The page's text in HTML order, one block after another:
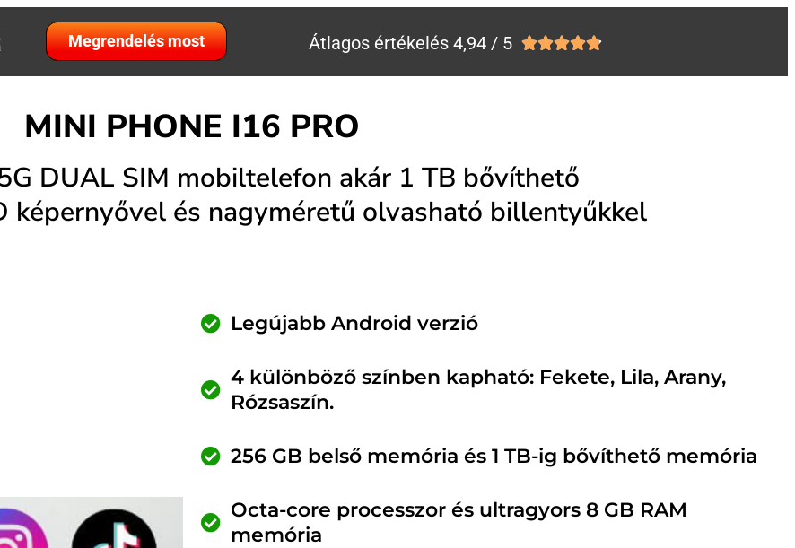
Megrendelés most Átlagos értékelés 4,94 / 5 
MINI PHONE I16 PRO
DUAL SIM mobiltelefon akár 1 TB bővíthető
képernyővel és nagyméretű olvasható billentyűkkel
Legújabb Android verzió
4 különböző színben kapható: Fekete, Lila, Arany,
Rózsaszín.
256 GB belső memória és 1 TB-ig bővíthető memória
Octa-core processzor és ultragyors 8 GB RAM
memória